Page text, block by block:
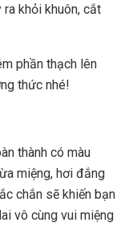
khỏi khuôn, cắt
phần thạch lên
thức nhé!
thành có màu
miệng, hơi đắng
chắn sẽ khiến bạn
vô cùng vui miệng